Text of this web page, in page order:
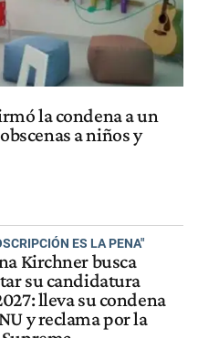
la condena a un
a niños y
ES LA PENA"
Kirchner busca
su candidatura
lleva su condena
y reclama por la